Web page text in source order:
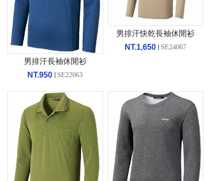
男排汗長袖休閒衫
NT.950
SE22063
男排汗快乾長袖休閒衫
NT.1,650
SE24067